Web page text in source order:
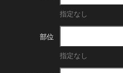
指定なし
部位
指定なし